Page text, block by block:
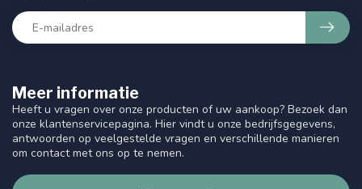
Meer informatie
Heeft u vragen over onze producten of uw aankoop? Bezoek dan
onze klantenservicepagina. Hier vindt u onze bedrijfsgegevens,
antwoorden op veelgestelde vragen en verschillende manieren
om contact met ons op te nemen.